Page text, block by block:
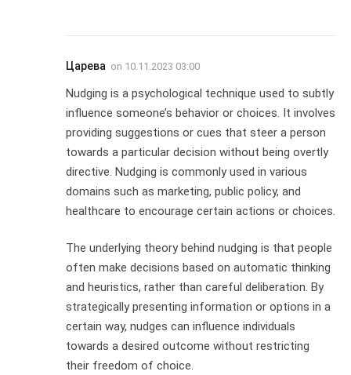
Царева on 10.11.2023 03:00
Nudging is a psychological technique used to subtly
influence someone’s behavior or choices. It involves
providing suggestions or cues that steer a person
towards a particular decision without being overtly
directive. Nudging is commonly used in various
domains such as marketing, public policy, and
healthcare to encourage certain actions or choices.
The underlying theory behind nudging is that people
often make decisions based on automatic thinking
and heuristics, rather than careful deliberation. By
strategically presenting information or options in a
certain way, nudges can influence individuals
towards a desired outcome without restricting
their freedom of choice.